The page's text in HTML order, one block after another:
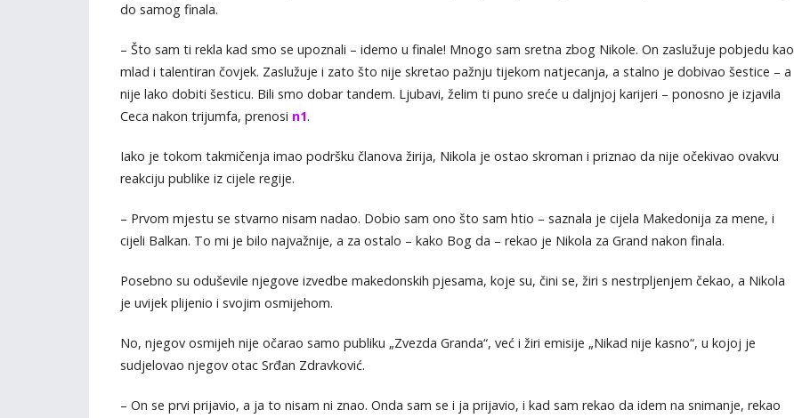
do samog finala.
– Što sam ti rekla kad smo se upoznali – idemo u finale! Mnogo sam sretna zbog Nikole. On zaslužuje pobjedu kao
mlad i talentiran čovjek. Zaslužuje i zato što nije skretao pažnju tijekom natjecanja, a stalno je dobivao šestice – a
nije lako dobiti šesticu. Bili smo dobar tandem. Ljubavi, želim ti puno sreće u daljnjoj karijeri – ponosno je izjavila
Ceca nakon trijumfa, prenosi n1.
Iako je tokom takmičenja imao podršku članova žirija, Nikola je ostao skroman i priznao da nije očekivao ovakvu
reakciju publike iz cijele regije.
– Prvom mjestu se stvarno nisam nadao. Dobio sam ono što sam htio – saznala je cijela Makedonija za mene, i
cijeli Balkan. To mi je bilo najvažnije, a za ostalo – kako Bog da – rekao je Nikola za Grand nakon finala.
Posebno su oduševile njegove izvedbe makedonskih pjesama, koje su, čini se, žiri s nestrpljenjem čekao, a Nikola
je uvijek plijenio i svojim osmijehom.
No, njegov osmijeh nije očarao samo publiku „Zvezda Granda“, već i žiri emisije „Nikad nije kasno“, u kojoj je
sudjelovao njegov otac Srđan Zdravković.
– On se prvi prijavio, a ja to nisam ni znao. Onda sam se i ja prijavio, i kad sam rekao da idem na snimanje, rekao